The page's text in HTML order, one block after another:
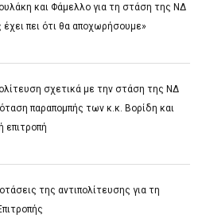
και Φάμελλο για τη στάση της ΝΔ
πει ότι θα αποχωρήσουμε»
σχετικά με την στάση της ΝΔ
παραπομπής των κ.κ. Βορίδη και
επιτροπή
της αντιπολίτευσης για τη